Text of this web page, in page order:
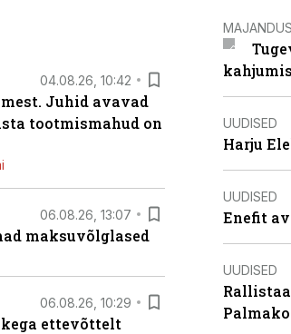
04.08.26, 10:42
Juhid avavad
tootmismahud on
06.08.26, 13:07
maksuvõlglased
06.08.26, 10:29
ettevõttelt
UUDISED
Harju
UUDISED
Enefit
UUDISED